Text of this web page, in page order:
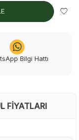
Bilgi Hattı
FIYATLARI